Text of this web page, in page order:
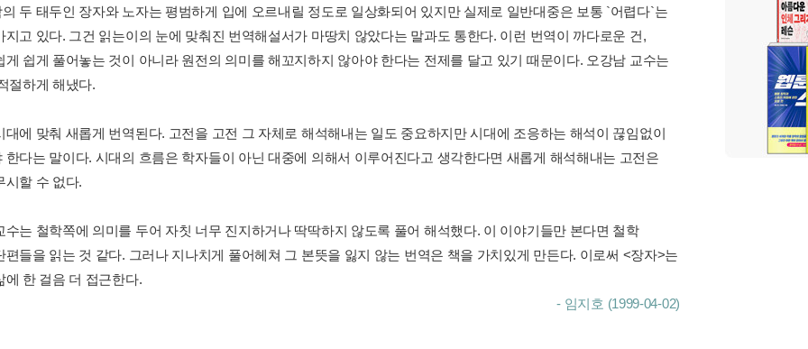
두 태두인 장자와 노자는 평범하게 입에 오르내릴 정도로 일상화되어 있지만 실제로 일반대중은 보통 `어렵다`는
지고 있다. 그건 읽는이의 눈에 맞춰진 번역해설서가 마땅치 않았다는 말과도 통한다. 이런 번역이 까다로운 건,
게 쉽게 풀어놓는 것이 아니라 원전의 의미를 해꼬지하지 않아야 한다는 전제를 달고 있기 때문이다. 오강남 교수는
절하게 해냈다.
대에 맞춰 새롭게 번역된다. 고전을 고전 그 자체로 해석해내는 일도 중요하지만 시대에 조응하는 해석이 끊임없이
한다는 말이다. 시대의 흐름은 학자들이 아닌 대중에 의해서 이루어진다고 생각한다면 새롭게 해석해내는 고전은
시할 수 없다.
수는 철학쪽에 의미를 두어 자칫 너무 진지하거나 딱딱하지 않도록 풀어 해석했다. 이 이야기들만 본다면 철학
편들을 읽는 것 같다. 그러나 지나치게 풀어헤쳐 그 본뜻을 잃지 않는 번역은 책을 가치있게 만든다. 이로써 <장자>는
에 한 걸음 더 접근한다.
- 임지호 (1999-04-02)